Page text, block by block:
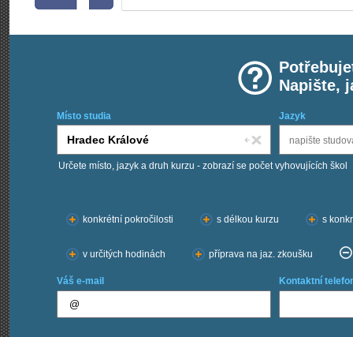
Napište,
Místo studia Jazyk
Určete místo, jazyk a druh kurzu - zobrazí se počet vyhovujících škol
konkrétní pokročilosti
s délkou kurzu s
v určitých hodinách příprava na jaz. zkoušku
Váš e-mail Kontaktní